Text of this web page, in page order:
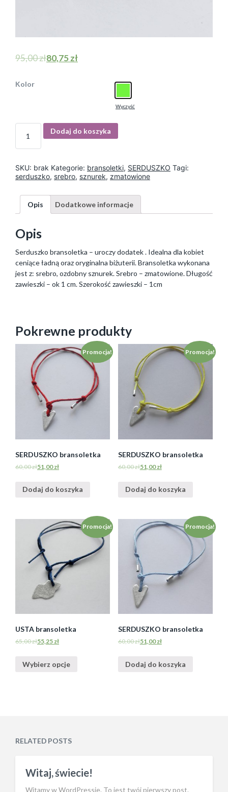
95,00zł80,75zł
Kolor
Wyczyść
I
ś
Dodaj do koszyka
SKU: brak Kategorie: bransoletki, SERDUSZKO Tagi:
serduszko, srebro, sznurek, zmatowione
Opis Dodatkowe informacje
Opis
Serduszko bransoletka – uroczy dodatek . Idealna dla kobiet
ceniące ładną oraz oryginalna biżuterii. Bransoletka wykonana
jest z: srebro, ozdobny sznurek. Srebro – zmatowione. Długość
zawieszki – ok 1 cm. Szerokość zawieszki – 1cm
Pokrewne produkty
Promocja!
SERDUSZKO bransoletka
60,00zł51,00zł
Dodaj do koszyka
Promocja!
SERDUSZKO bransoletka
60,00zł51,00zł
Dodaj do koszyka
Promocja!
USTA bransoletka
65,00zł55,25 zł
Wybierz opcje
Promocja!
SERDUSZKO bransoletka
60,00zł51,00zł
Dodaj do koszyka
RELATED POSTS
Witaj, świecie!
Witamy w WordPressie. To jest twój pierwszy post.